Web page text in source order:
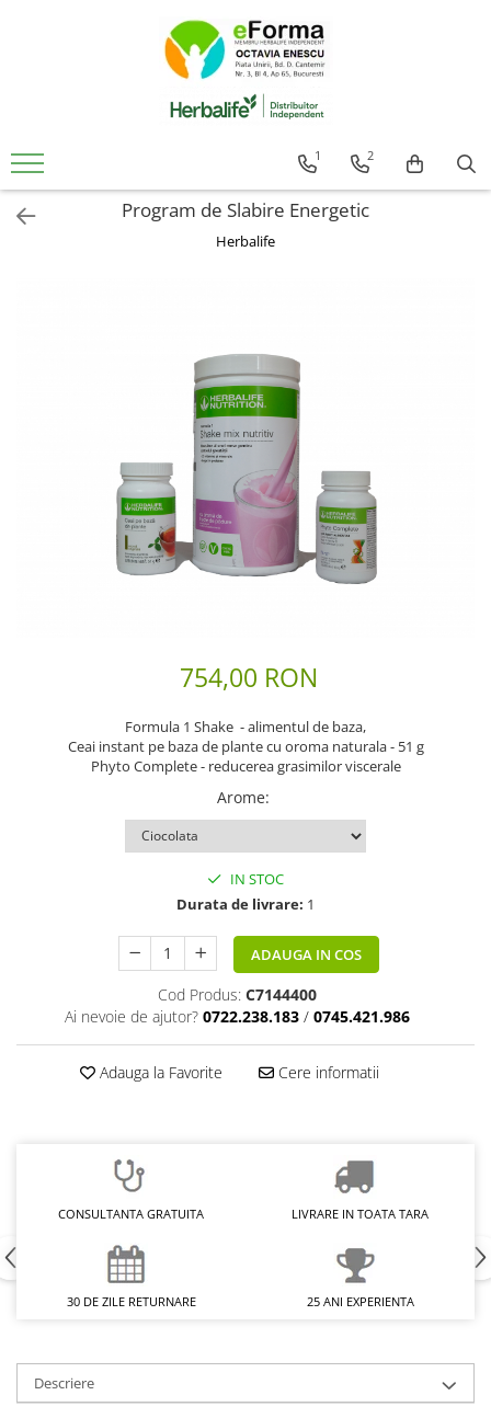
Slabire Sanatoasa Rapida
Ingrasare Sanatoasa Rapida
Mic Dejun Inteligent
Suport Sistem Cardiovascular
Sanatatea Creierului
Scaderea Colesterolului
Produse vegetarieni, vegani
Gateste cu Herbalife
Ingrijirea Tenului
1 2
Program de Slabire Energetic
Herbalife
754,00 RON
Formula 1 Shake - alimentul de baza,
Ceai instant pe baza de plante cu oroma naturala - 51 g
Phyto Complete - reducerea grasimilor viscerale
Arome:
IN STOC
Durata de livrare: 1
ADAUGA IN COS
Cod Produs: C7144400
Ai nevoie de ajutor? 0722.238.183 / 0745.421.986
Adauga la Favorite Cere informatii
CONSULTANTA GRATUITA LIVRARE IN TOATA TARA
30 DE ZILE RETURNARE 25 ANI EXPERIENTA
Descriere